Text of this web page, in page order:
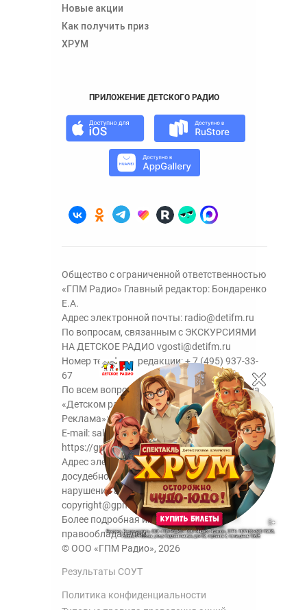
Новые акции
Как получить приз
ХРУМ
ПРИЛОЖЕНИЕ ДЕТСКОГО РАДИО
Общество с ограниченной ответственностью
«ГПМ Радио» Главный редактор: Бондаренко
Е.А.
Адрес электронной почты: radio@detifm.ru
По вопросам, связанным с ЭКСКУРСИЯМИ
НА ДЕТСКОЕ РАДИО vgosti@detifm.ru
Номер телефона редакции:+ 7 (495) 937-33-
67
По всем вопросам размещения рекламы на
«Детском радио» - сейлз-хаус «ГПМ
Реклама»:+7 (495) 921-40-41
E-mail: sales@gazprom-media.ru
https://gpmsaleshouse.ru/
Адрес электронной почты для отправления
досудебной претензии по вопросам
нарушения авторских и смежных прав:
copyright@gpmradio.ru
Более подробная информация для
правообладателей.
© ООО «ГПМ Радио», 2026
Результаты СОУТ
Политика конфиденциальности